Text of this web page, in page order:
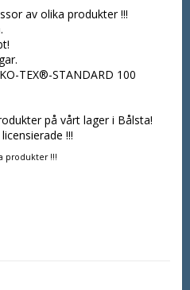
av olika produkter !!!
TEX®-STANDARD 100
på vårt lager i Bålsta!
!!!
produkter !!!